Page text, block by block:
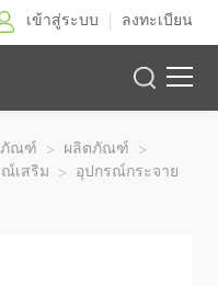
เข้าสู่ระบบ ลงทะเบียน
ภัณฑ์ > ผลิตภัณฑ์
>
เสริม >
อุปกรณ์กระจาย